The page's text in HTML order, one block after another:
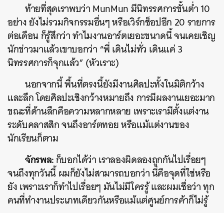
ท้ายที่สุดเราพบว่า MunMun มีนิทรรศการขั้นต่ำ 10
อย่าง ยังไม่รวมกิจกรรมอื่นๆ หรือเวิร์กช็อปอีก 20 รายการ
ต่อเดือน ก็รู้สึกว่า ทำไมงานอาร์ตเยอะขนาดนี้ จนเคยเชิญ
นักข่าวมาแล้วเขาบอกว่า “พี่ เดินไม่ทั่ว เดินแค่ 3
นิทรรศการก็จุกแล้ว” (หัวเราะ)
นอกจากนี้ พื้นที่ตรงนี้ยังมีงานศิลปะทั้งในมิติกว้าง
และลึก โดยศิลปะเชิงกว้างหมายถึง การมีผลงานเยอะมาก
ขณะที่ด้านลึกคือความหลากหลาย เพราะเรามีตั้งแต่งาน
ระดับคลาสสิก จนถึงอาร์ตทอย หรือแม้แต่งานของ
นักเรียนก็ตาม
จักรพล:ก็บอกได้ว่าเราลองผิดลองถูกกันไปเรื่อยๆ
จนถึงทุกวันนี้ ผมก็ยังไม่สามารถบอกว่า นี่คือจุดที่ใช่หรือ
ยัง เพราะเราก็ทำไปเรื่อยๆ มันไม่มีใครรู้ และผมเชื่อว่า ทุก
คนที่ทำงานประเภทเดียวกันหรือแม้แต่ศูนย์การค้าก็ไม่รู้